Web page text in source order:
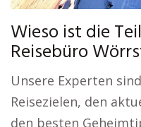
Wieso ist die
Reisebüro
Unsere Experten
Reisezielen, den
den besten